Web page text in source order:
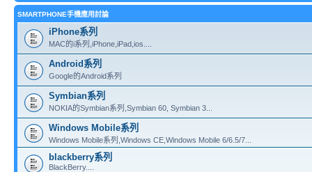
SMARTPHONE手機應用討論
iPhone系列
MAC的i系列,iPhone,iPad,ios....
Android系列
Google的Android系列
Symbian系列
NOKIA的Symbian系列,Symbian 60, Symbian 3...
Windows Mobile系列
Windows Mobile系列,Windows CE,Windows Mobile 6/6.5/7...
blackberry系列
BlackBerry....